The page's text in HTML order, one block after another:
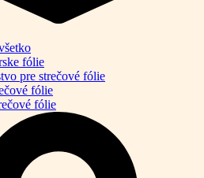
fólie
pre strečové fólie
fólie
fólie